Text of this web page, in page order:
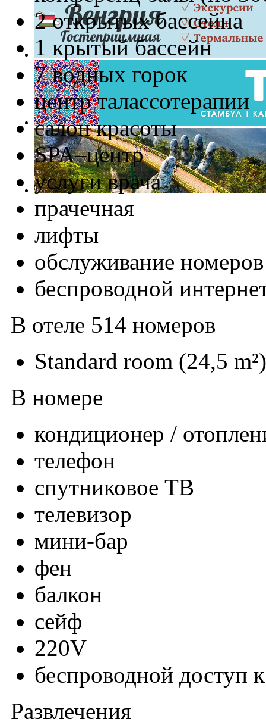
2 открытых бассейна
1 крытый бассейн
7 водных горок
центр талассотерапии
салон красоты
SPA–центр
услуги врача
прачечная
лифты
обслуживание номеров
беспроводной
В отеле 514 номеров
Standard room (24,5 m²)
В номере
кондиционер /
телефон
спутниковое ТВ
телевизор
мини-бар
фен
балкон
сейф
220V
беспроводной доступ
Развлечения